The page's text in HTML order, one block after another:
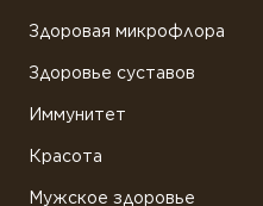
Здоровая микрофлора
Здоровье суставов
Иммунитет
Красота
Мужское здоровье